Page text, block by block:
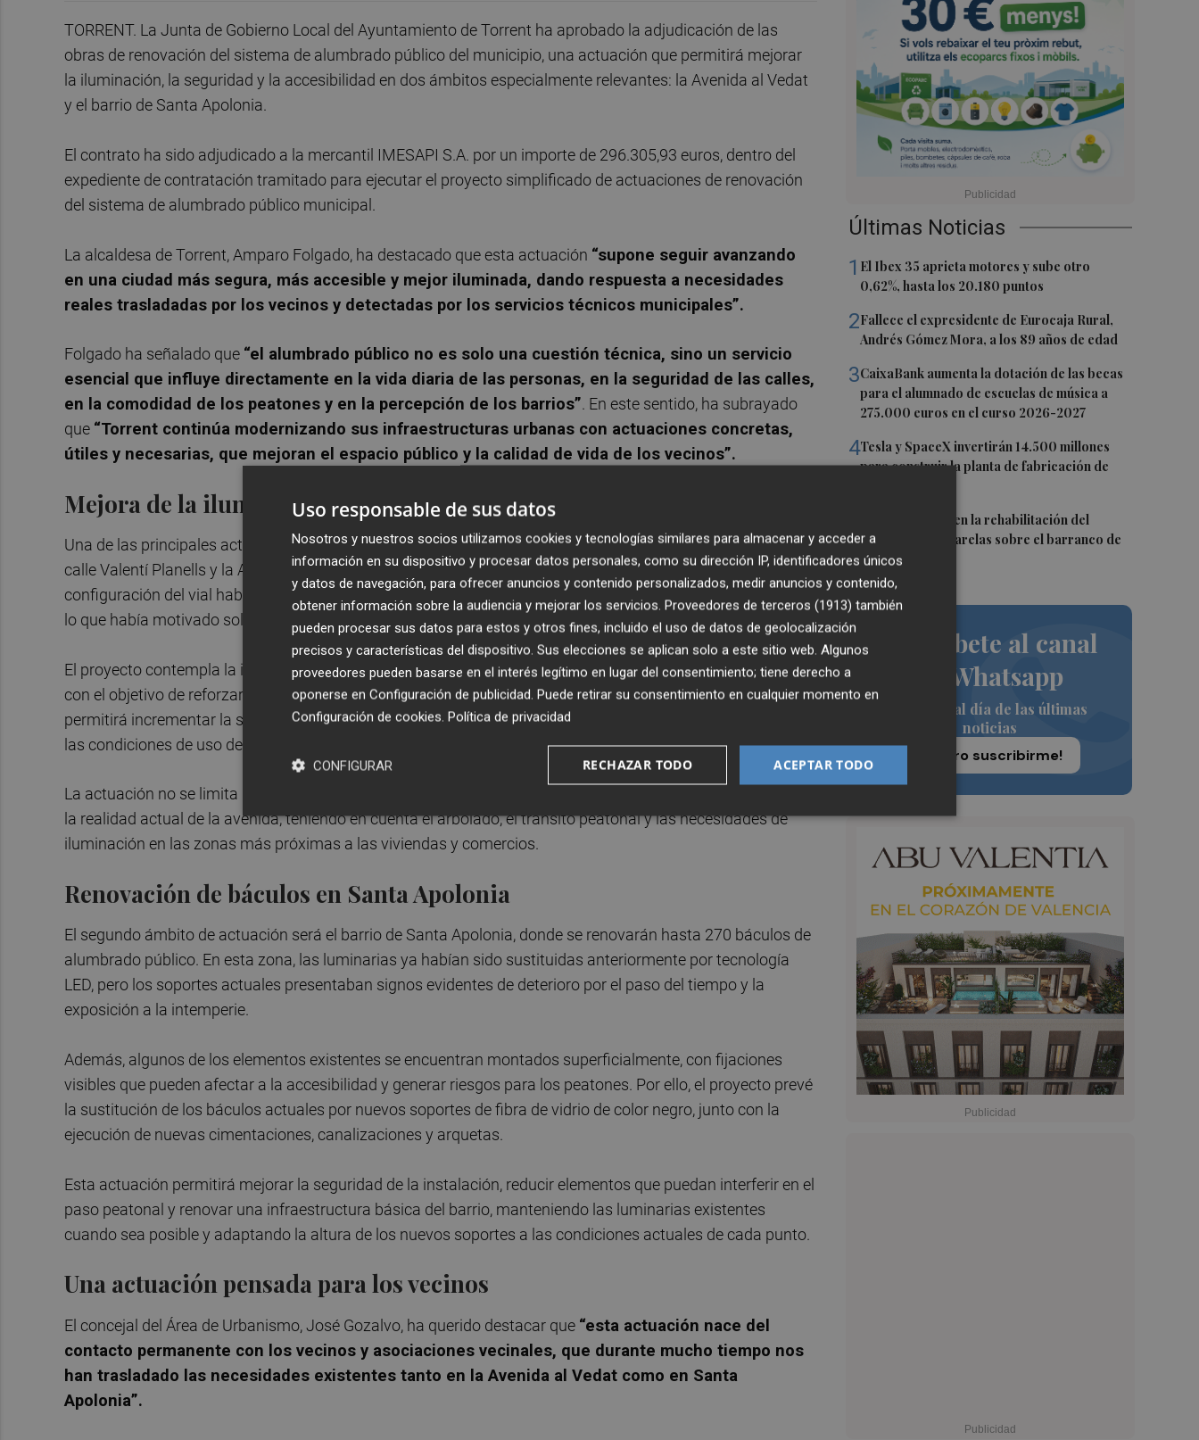
Últimas Noticias
1 El Ibex 35 aprieta motores y sube otro
0,62%, hasta los 20.180 puntos
2Fallece el expresidente de Eurocaja Rural,
Andrés Gómez Mora, a los 89 años de edad
3CaixaBank aumenta la dotación de las becas
para el alumnado de escuelas de música a
275.000 euros en el curso 2026-2027
4Tesla y SpaceX invertirán 14.500 millones
para construir la planta de fabricación de
L'Eliana avanza en la rehabilitación del
puente y las pasarelas sobre el barranco de
Mandor
Suscríbete al canal
de Whatsapp
Siempre al día de las últimas
noticias
¡Quiero suscribirme!
TORRENT. La Junta de Gobierno Local del Ayuntamiento de Torrent ha aprobado la adjudicación de las
obras de renovación del sistema de alumbrado público del municipio, una actuación que permitirá mejorar
la iluminación, la seguridad y la accesibilidad en dos ámbitos especialmente relevantes: la Avenida al Vedat
y el barrio de Santa Apolonia.
El contrato ha sido adjudicado a la mercantil IMESAPI S.A. por un importe de 296.305,93 euros, dentro del
expediente de contratación tramitado para ejecutar el proyecto simplificado de actuaciones de renovación
del sistema de alumbrado público municipal.
La alcaldesa de Torrent, Amparo Folgado, ha destacado que esta actuación “supone seguir avanzando
en una ciudad más segura, más accesible y mejor iluminada, dando respuesta a necesidades
reales trasladadas por los vecinos y detectadas por los servicios técnicos municipales”.
Folgado ha señalado que “el alumbrado público no es solo una cuestión técnica, sino un servicio
esencial que influye directamente en la vida diaria de las personas, en la seguridad de las calles,
en la comodidad de los peatones y en la percepción de los barrios”. En este sentido, ha subrayado
que “Torrent continúa modernizando sus infraestructuras urbanas con actuaciones concretas,
útiles y necesarias, que mejoran el espacio público y la calidad de vida de los vecinos”.
Mejora de la iluminación en la Avenida al Vedat
Una de las principales actuaciones se desarrollará en la Avenida al Vedat, en el tramo comprendido entre la
calle Valentí Planells y la Avenida Pintor Genaro Palau. En esta zona, el crecimiento del arbolado y la
configuración del vial habían generado zonas de sombra en las aceras, especialmente junto a los edificios,
lo que había motivado solicitudes vecinales para mejorar la iluminación.
El proyecto contempla la instalación de 123 nuevos puntos de luz, con luminarias LED y sistemas de control,
con el objetivo de reforzar la iluminación peatonal y mejorar la visibilidad en las aceras. Esta intervención
permitirá incrementar la sensación de seguridad de los vecinos, facilitar los desplazamientos a pie y mejorar
las condiciones de uso de una de las principales arterias de la ciudad.
La actuación no se limita únicamente a sustituir o añadir elementos, sino que busca adaptar el alumbrado a
la realidad actual de la avenida, teniendo en cuenta el arbolado, el tránsito peatonal y las necesidades de
iluminación en las zonas más próximas a las viviendas y comercios.
Renovación de báculos en Santa Apolonia
El segundo ámbito de actuación será el barrio de Santa Apolonia, donde se renovarán hasta 270 báculos de
alumbrado público. En esta zona, las luminarias ya habían sido sustituidas anteriormente por tecnología
LED, pero los soportes actuales presentaban signos evidentes de deterioro por el paso del tiempo y la
exposición a la intemperie.
Además, algunos de los elementos existentes se encuentran montados superficialmente, con fijaciones
visibles que pueden afectar a la accesibilidad y generar riesgos para los peatones. Por ello, el proyecto prevé
la sustitución de los báculos actuales por nuevos soportes de fibra de vidrio de color negro, junto con la
ejecución de nuevas cimentaciones, canalizaciones y arquetas.
Esta actuación permitirá mejorar la seguridad de la instalación, reducir elementos que puedan interferir en el
paso peatonal y renovar una infraestructura básica del barrio, manteniendo las luminarias existentes
cuando sea posible y adaptando la altura de los nuevos soportes a las condiciones actuales de cada punto.
Una actuación pensada para los vecinos
El concejal del Área de Urbanismo, José Gozalvo, ha querido destacar que “esta actuación nace del
contacto permanente con los vecinos y asociaciones vecinales, que durante mucho tiempo nos
han trasladado las necesidades existentes tanto en la Avenida al Vedat como en Santa
Apolonia”.
Uso responsable de sus datos
Nosotros y nuestros socios utilizamos cookies y tecnologías similares para almacenar y acceder a
información en su dispositivo y procesar datos personales, como su dirección IP, identificadores únicos
y datos de navegación, para ofrecer anuncios y contenido personalizados, medir anuncios y contenido,
obtener información sobre la audiencia y mejorar los servicios. Proveedores de terceros (1913) también
pueden procesar sus datos para estos y otros fines, incluido el uso de datos de geolocalización
precisos y características del dispositivo. Sus elecciones se aplican solo a este sitio web. Algunos
proveedores pueden basarse en el interés legítimo en lugar del consentimiento; tiene derecho a
oponerse en Configuración de publicidad. Puede retirar su consentimiento en cualquier momento en
Configuración de cookies. Política de privacidad
ACEPTAR TODO
RECHAZAR TODO
CONFIGURAR